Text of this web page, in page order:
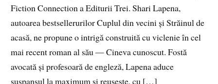
Fiction Connection a Editurii Trei. Shari Lapena,
autoarea bestsellerurilor Cuplul din vecini și Străinul de
acasă, ne propune o intrigă construită cu viclenie în cel
mai recent roman al său — Cineva cunoscut. Fostă
avocată și profesoară de engleză, Lapena aduce
suspansul la maximum și reușește, cu […]